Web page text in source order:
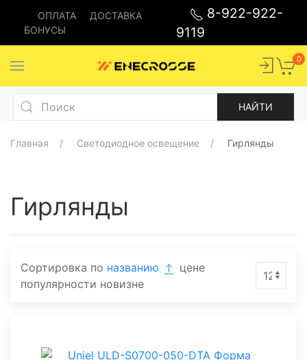
ОПЛАТА
ДОСТАВКА
БОНУСЫ
8-922-922-
9119
0
Главная Светодиодное освещение Гирлянды
Гирлянды
Сортировка по названию
цене
популярности новизне